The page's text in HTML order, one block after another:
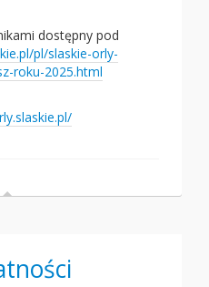
dostępny pod
pl/slaskie-orly-
roku-2025.html